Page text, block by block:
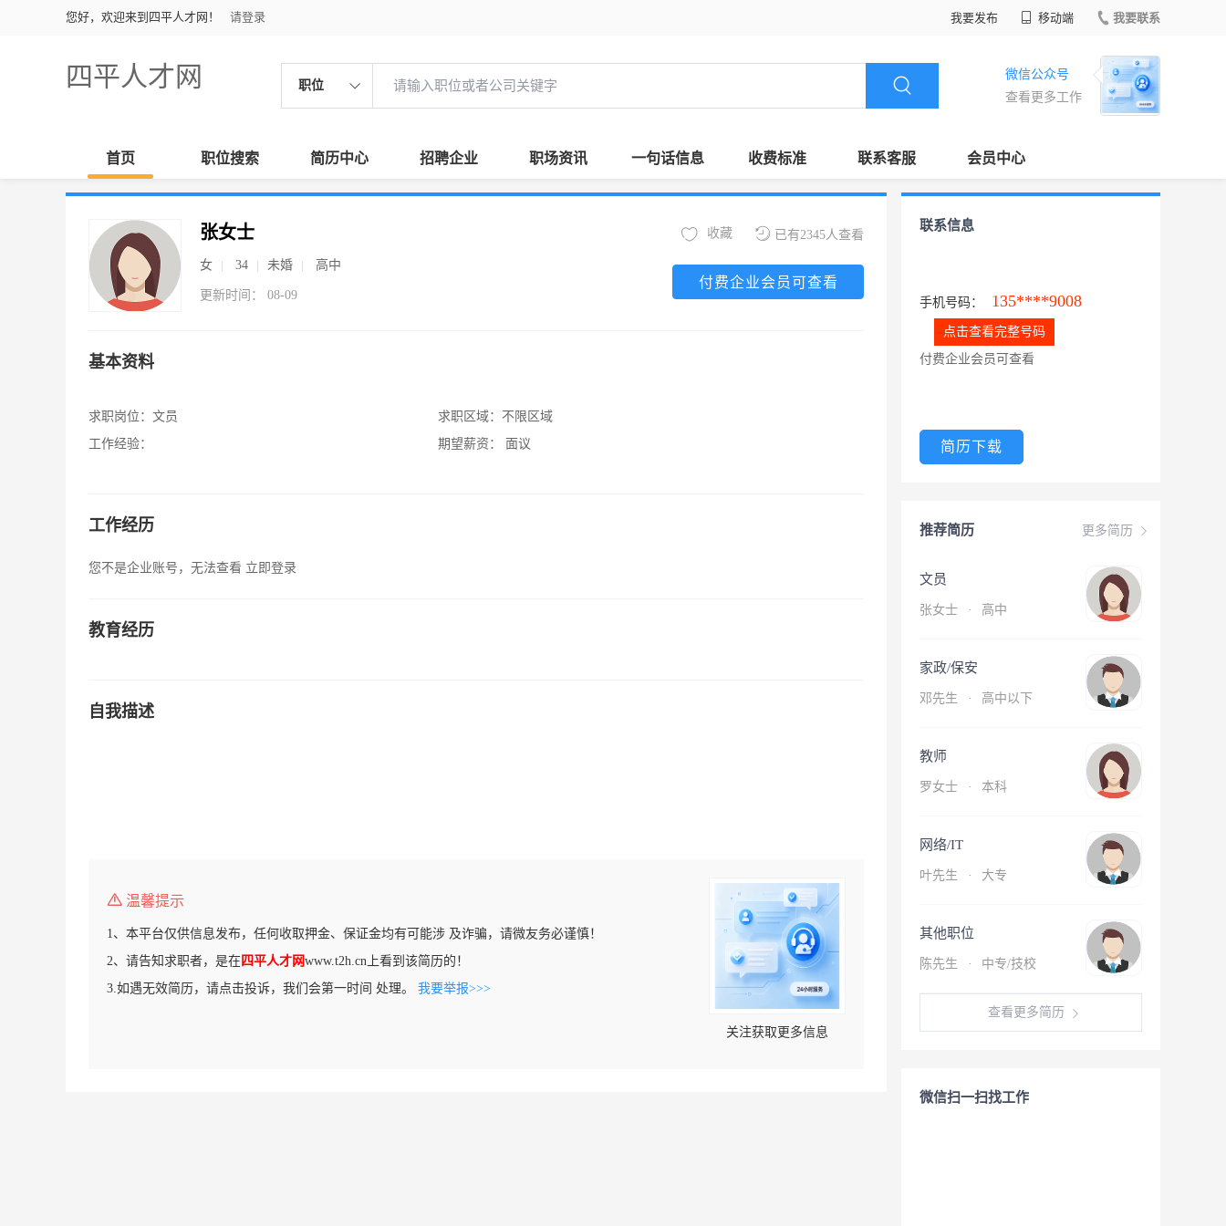
您好，欢迎来到四平人才网！ 请登录 我要发布 移动端 我要联系
四平人才网 职位
微信公众号
查看更多工作
首页 职位搜索 简历中心 招聘企业 职场资讯 一句话信息 收费标准 联系客服 会员中心
张女士
女 34 未婚 高中
更新时间： 08-09
已有2345人查看
收藏
付费企业会员可查看
基本资料
求职岗位： 文员
工作经验：
求职区域： 不限区域
期望薪资：
面议
工作经历
您不是企业账号，无法查看 立即登录
教育经历
自我描述
温馨提示
1、本平台仅供信息发布，任何收取押金、保证金均有可能涉 及诈骗，请微友务必谨慎！
2、请告知求职者，是在四平人才网www.t2h.cn上看到该简历的！
3.如遇无效简历，请点击投诉，我们会第一时间 处理。 我要举报>>>
关注获取更多信息
联系信息
手机号码： 135****9008
点击查看完整号码
付费企业会员可查看
简历下载
更多简历
推荐简历
文员
张女士 · 高中
家政/保安
邓先生 · 高中以下
教师
罗女士 · 本科
网络/IT
叶先生 · 大专
其他职位
陈先生 · 中专/技校
查看更多简历
微信扫一扫找工作